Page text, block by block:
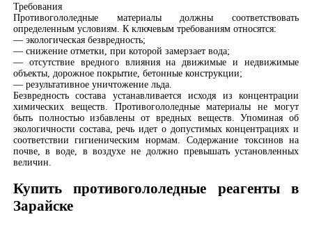
Требования
Противогололедные материалы должны соответствовать
определенным условиям. К ключевым требованиям относятся:
— экологическая безвредность;
— снижение отметки, при которой замерзает вода;
— отсутствие вредного влияния на движимые и недвижимые
объекты, дорожное покрытие, бетонные конструкции;
— результативное уничтожение льда.
Безвредность состава устанавливается исходя из концентрации
химических веществ. Противогололедные материалы не могут
быть полностью избавлены от вредных веществ. Упоминая об
экологичности состава, речь идет о допустимых концентрациях и
соответствии гигиеническим нормам. Содержание токсинов на
почве, в воде, в воздухе не должно превышать установленных
величин.
Купить противогололедные реагенты в
Зарайске